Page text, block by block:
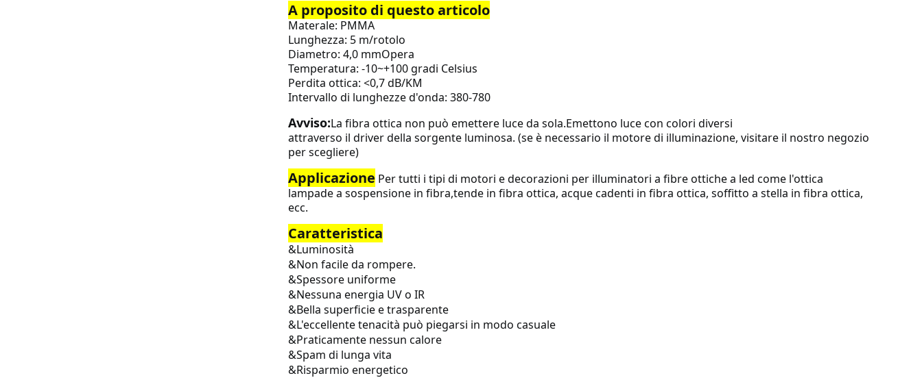
A proposito di questo articolo
Materale: PMMA
Lunghezza: 5 m/rotolo
Diametro: 4,0 mmOpera
Temperatura: -10~+100 gradi Celsius
Perdita ottica: <0,7 dB/KM
Intervallo di lunghezze d'onda: 380-780
Avviso:La fibra ottica non può emettere luce da sola.Emettono luce con colori diversi
attraverso il driver della sorgente luminosa. (se è necessario il motore di illuminazione, visitare il nostro negozio
per scegliere)
Applicazione Per tutti i tipi di motori e decorazioni per illuminatori a fibre ottiche a led come l'ottica
lampade a sospensione in fibra,tende in fibra ottica, acque cadenti in fibra ottica, soffitto a stella in fibra ottica,
ecc.
Caratteristica
&Luminosità
&Non facile da rompere.
&Spessore uniforme
&Nessuna energia UV o IR
&Bella superficie e trasparente
&L'eccellente tenacità può piegarsi in modo casuale
&Praticamente nessun calore
&Spam di lunga vita
&Risparmio energetico